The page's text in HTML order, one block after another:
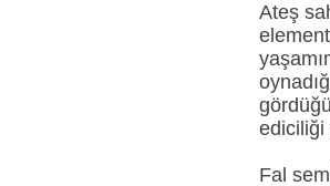
Ateş
ediciliği
Fal